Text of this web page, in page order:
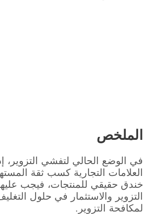
الملخص
في الوضع الحالي لتفشي التزوير،
العلامات التجارية كسب ثقة
خندق حقيقي للمنتجات، فيجب
التزوير والاستثمار في حلول
لمكافحة التزوير.